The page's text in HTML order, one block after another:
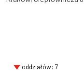
oddziałów: 7